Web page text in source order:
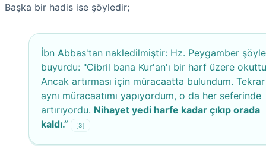
Başka bir hadis ise şöyledir;
İbn Abbas'tan nakledilmiştir: Hz. Peygamber şöyle
buyurdu: "Cibril bana Kur'an'ı bir harf üzere
Ancak artırması için müracaatta bulundum.
aynı müracaatımı yapıyordum, o da her seferinde
artırıyordu. Nihayet yedi harfe kadar çıkıp orada
kaldı.”
[3]